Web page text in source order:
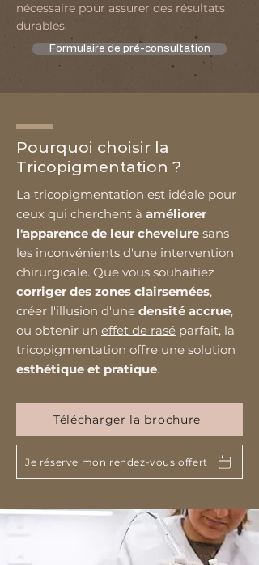
nécessaire pour assurer des résultats
durables.
Formulaire de pré-consultation
Pourquoi choisir la
Tricopigmentation ?
La tricopigmentation est idéale pour
ceux qui cherchent à améliorer
l'apparence de leur chevelure sans
les inconvénients d'une intervention
chirurgicale. Que vous souhaitiez
corriger des zones clairsemées,
créer l'illusion d'une densité accrue,
ou obtenir un effet de rasé parfait, la
tricopigmentation offre une solution
esthétique et pratique.
Télécharger la brochure
Je réserve mon rendez-vous offert